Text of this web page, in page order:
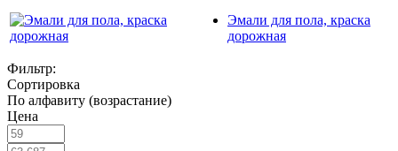
Эмали для пола, краска
дорожная
Фильтр:
Сортировка
По алфавиту (возрастание)
Цена